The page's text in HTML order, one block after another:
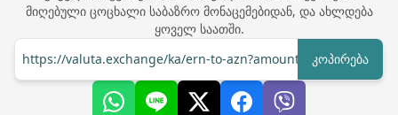
მიღებული ცოცხალი საბაზრო მონაცემებიდან, და ახლდება
ყოველ საათში.
https://valuta.exchange/ka/ern-to-azn?amount=1კოპირება